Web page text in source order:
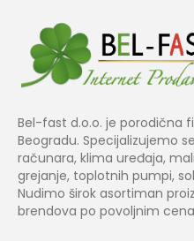
Bel-fast d.o.o. je porodična
Beogradu. Specijalizujemo
računara, klima uređaja,
grejanje, toplotnih pumpi,
Nudimo širok asortiman
brendova po povoljnim